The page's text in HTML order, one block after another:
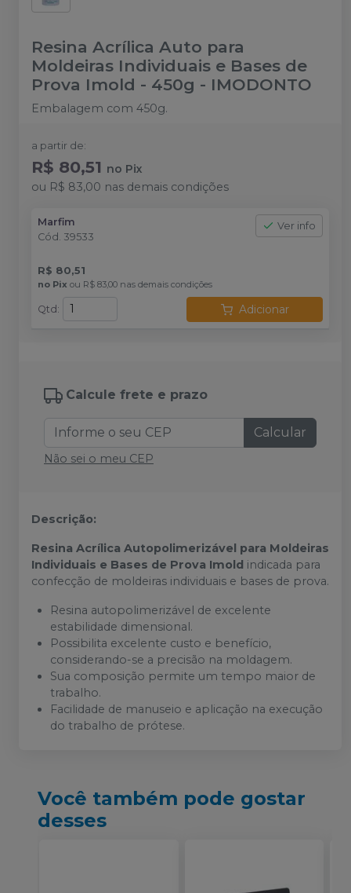
Resina Acrílica Auto para
Moldeiras Individuais e Bases de
Prova Imold - 450g - IMODONTO
Embalagem com 450g.
a partir de:
R$ 80,51 no Pix
ou R$ 83,00 nas demais condições
Marfim
Cód. 39533
Ver info
R$ 80,51
no Pix ou R$ 83,00 nas demais condições
Qtd : Adicionar
Calcule frete e prazo
Calcular
Não sei o meu CEP
Descrição:
Resina Acrílica Autopolimerizável para Moldeiras
Individuais e Bases de Prova Imold indicada para
confecção de moldeiras individuais e bases de prova.
Resina autopolimerizável de excelente
estabilidade dimensional.
Possibilita excelente custo e benefício,
considerando-se a precisão na moldagem.
Sua composição permite um tempo maior de
trabalho.
Facilidade de manuseio e aplicação na execução
do trabalho de prótese.
Você também pode gostar
desses